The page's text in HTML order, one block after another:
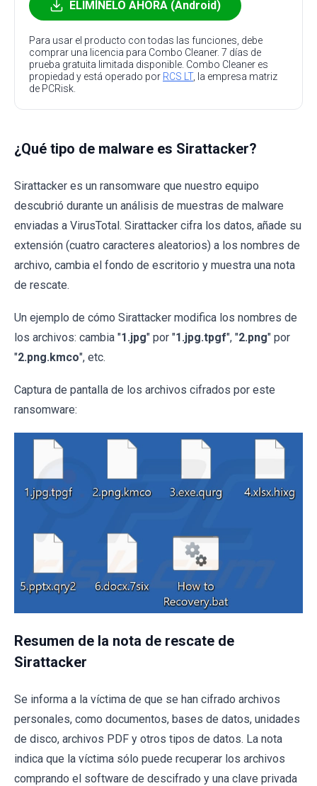
ELIMÍNELO AHORA (Android)
Para usar el producto con todas las funciones, debe
comprar una licencia para Combo Cleaner. 7 días de
prueba gratuita limitada disponible. Combo Cleaner es
propiedad y está operado por RCS LT, la empresa matriz
de PCRisk.
¿Qué tipo de malware es Sirattacker?
Sirattacker es un ransomware que nuestro equipo
descubrió durante un análisis de muestras de malware
enviadas a VirusTotal. Sirattacker cifra los datos, añade su
extensión (cuatro caracteres aleatorios) a los nombres de
archivo, cambia el fondo de escritorio y muestra una nota
de rescate.
Un ejemplo de cómo Sirattacker modifica los nombres de
los archivos: cambia "1.jpg" por "1.jpg.tpgf", "2.png" por
"2.png.kmco", etc.
Captura de pantalla de los archivos cifrados por este
ransomware:
Resumen de la nota de rescate de
Sirattacker
Se informa a la víctima de que se han cifrado archivos
personales, como documentos, bases de datos, unidades
de disco, archivos PDF y otros tipos de datos. La nota
indica que la víctima sólo puede recuperar los archivos
comprando el software de descifrado y una clave privada